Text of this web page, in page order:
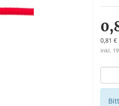
0,81 €
inkl.